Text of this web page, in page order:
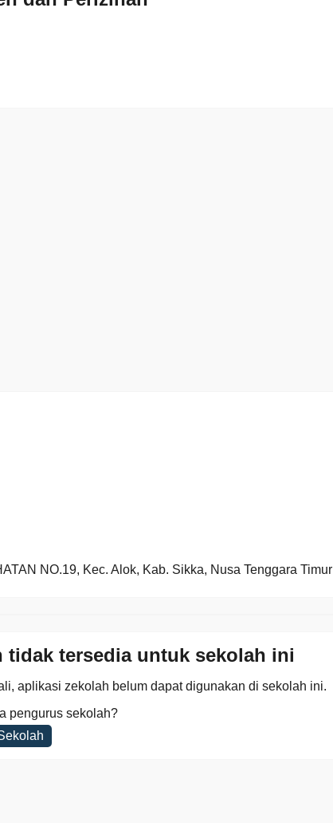
NO.19, Kec. Alok, Kab. Sikka, Nusa Tenggara Timur
tidak tersedia untuk sekolah ini
aplikasi zekolah belum dapat digunakan di sekolah ini.
pengurus sekolah?